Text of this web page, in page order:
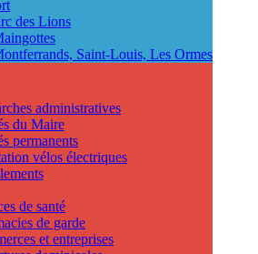
des Lions
Saint-Louis, Les Ormes
administratives
du Maire
permanents
vélos électriques
de santé
de garde
et entreprises